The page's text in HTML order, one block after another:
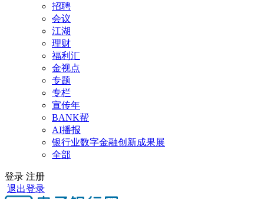
招聘
会议
江湖
理财
福利汇
金视点
专题
专栏
宣传年
BANK帮
AI播报
银行业数字金融创新成果展
全部
登录 注册
退出登录